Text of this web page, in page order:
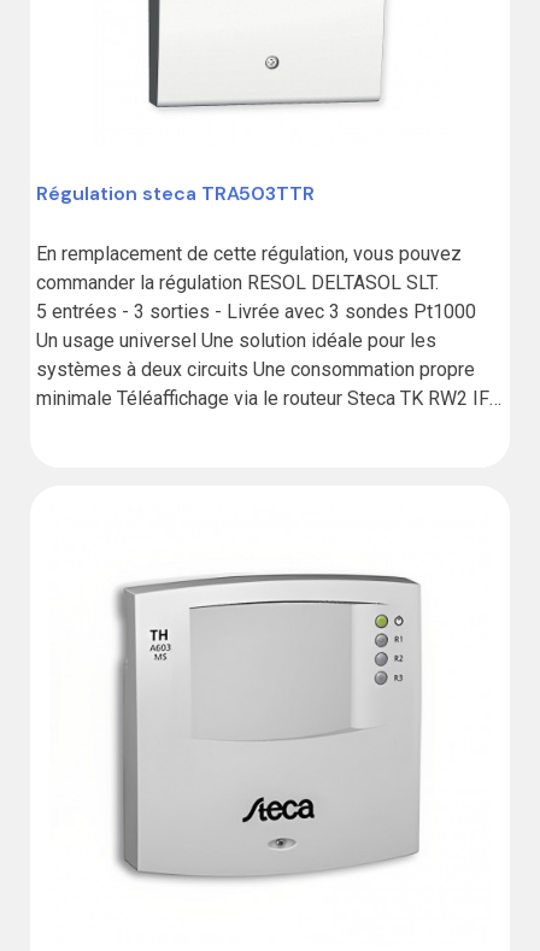
Régulation steca TRA503TTR
En remplacement de cette régulation, vous pouvez
commander la régulation RESOL DELTASOL SLT.
5 entrées - 3 sorties - Livrée avec 3 sondes Pt1000
Un usage universel Une solution idéale pour les
systèmes à deux circuits Une consommation propre
minimale Téléaffichage via le routeur Steca TK RW2 IFA